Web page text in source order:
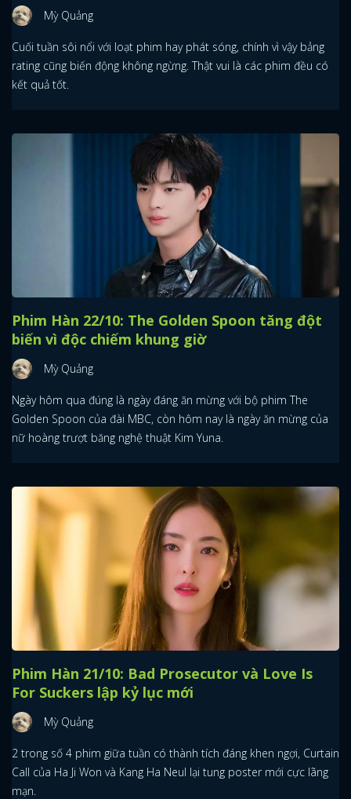
Mỳ Quảng
Cuối tuần sôi nổi với loạt phim hay phát sóng, chính vì vậy bảng
rating cũng biến động không ngừng. Thật vui là các phim đều có
kết quả tốt.
Phim Hàn 22/10: The Golden Spoon tăng đột
biến vì độc chiếm khung giờ
Mỳ Quảng
Ngày hôm qua đúng là ngày đáng ăn mừng với bộ phim The
Golden Spoon của đài MBC, còn hôm nay là ngày ăn mừng của
nữ hoàng trượt băng nghệ thuật Kim Yuna.
Phim Hàn 21/10: Bad Prosecutor và Love Is
For Suckers lập kỷ lục mới
Mỳ Quảng
2 trong số 4 phim giữa tuần có thành tích đáng khen ngợi, Curtain
Call của Ha Ji Won và Kang Ha Neul lại tung poster mới cực lãng
mạn.